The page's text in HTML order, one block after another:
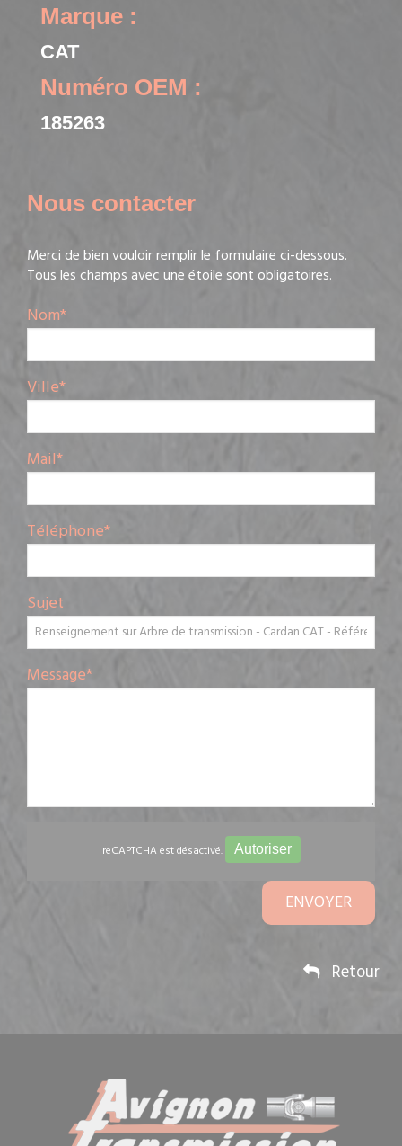
Marque :
CAT
Numéro OEM :
185263
Nous contacter
Merci de bien vouloir remplir le formulaire ci-dessous.
Tous les champs avec une étoile sont obligatoires.
Nom*
Ville*
Mail*
Téléphone*
Sujet
Message*
reCAPTCHA est désactivé. Autoriser
ENVOYER
Retour